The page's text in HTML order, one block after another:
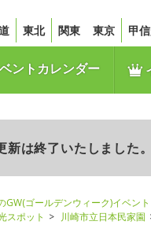
東北 関東 東京 甲
ントカレンダー
新は終了いたしました
GW(ゴールデンウィーク)イベン
スポット
川崎市立日本民家園